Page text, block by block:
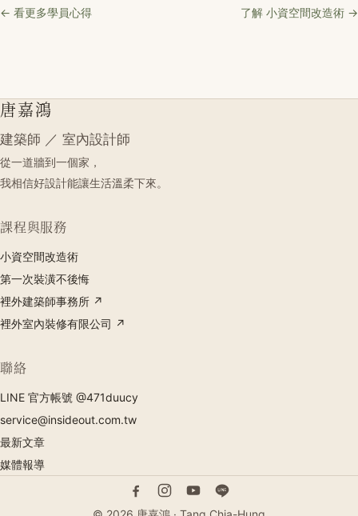
← 看更多學員心得 了解 小資空間改造術 →
唐嘉鴻
建築師 ／ 室內設計師
從一道牆到一個家，
我相信好設計能讓生活溫柔下來。
課程與服務
小資空間改造術
第一次裝潢不後悔
裡外建築師事務所 ↗
裡外室內裝修有限公司 ↗
聯絡
LINE 官方帳號 @471duucy
service@insideout.com.tw
最新文章
媒體報導